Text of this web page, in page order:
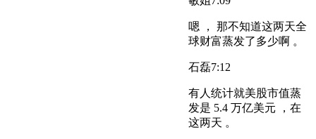
嗯 ， 那不知道这两天全
球财富蒸发了多少啊 。
石磊7:12
有人统计就美股市值蒸
发是 5.4 万亿美元 ，在
这两天 。